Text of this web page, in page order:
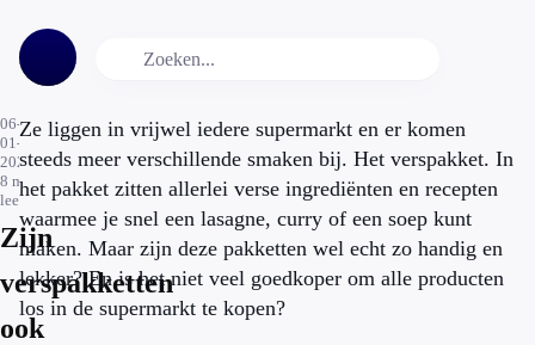
06-
01-
2020
8 min.
leestijd
Zijn
verspakketten
ook
Ze liggen in vrijwel iedere supermarkt en er komen
steeds meer verschillende smaken bij. Het verspakket. In
het pakket zitten allerlei verse ingrediënten en recepten
waarmee je snel een lasagne, curry of een soep kunt
maken. Maar zijn deze pakketten wel echt zo handig en
lekker? En is het niet veel goedkoper om alle producten
los in de supermarkt te kopen?